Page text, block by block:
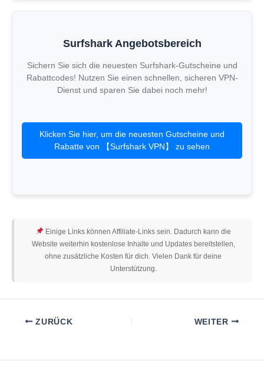
Surfshark Angebotsbereich
Sichern Sie sich die neuesten Surfshark-Gutscheine und
Rabattcodes! Nutzen Sie einen schnellen, sicheren VPN-
Dienst und sparen Sie dabei noch mehr!
Klicken Sie hier, um die neuesten Gutscheine und
Rabatte von 【Surfshark VPN】 zu sehen
Einige Links können Affiliate-Links sein. Dadurch kann die
Website weiterhin kostenlose Inhalte und Updates bereitstellen,
ohne zusätzliche Kosten für dich. Vielen Dank für deine
Unterstützung.
ZURÜCK WEITER